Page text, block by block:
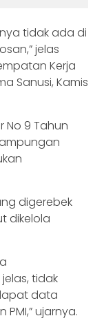
tidak ada di
jelas
Kerja
Sanusi, Kamis
No 9 Tahun
digerebek
dikelola
tidak
data
ujarnya.